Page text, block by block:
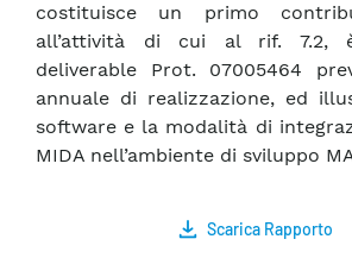
costituisce un primo
all’attività di cui al rif. 7.2,
deliverable Prot. 07005464
annuale di realizzazione, ed
software e la modalità di
MIDA nell’ambiente di sviluppo
Scarica Rapporto